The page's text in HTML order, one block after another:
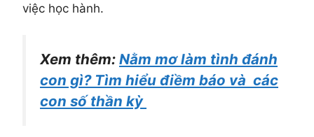
việc học hành.
Xem thêm: Nằm mơ làm tình đánh
con gì? Tìm hiểu điềm báo và các
con số thần kỳ